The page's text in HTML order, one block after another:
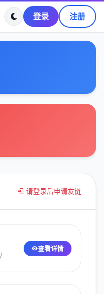
登录 注册
请登录后申请友链
查看详情